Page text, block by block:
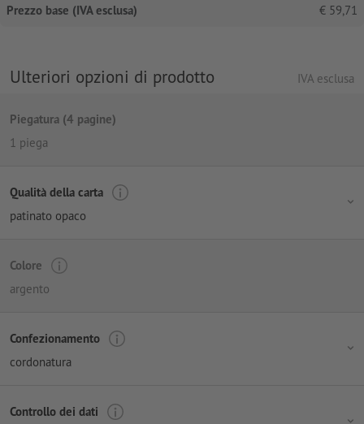
Prezzo base (IVA esclusa) € 59,71
Ulteriori opzioni di prodotto IVA esclusa
Piegatura (4 pagine)
1 piega
Qualità della carta
patinato opaco
Colore
argento
Confezionamento
cordonatura
Controllo dei dati